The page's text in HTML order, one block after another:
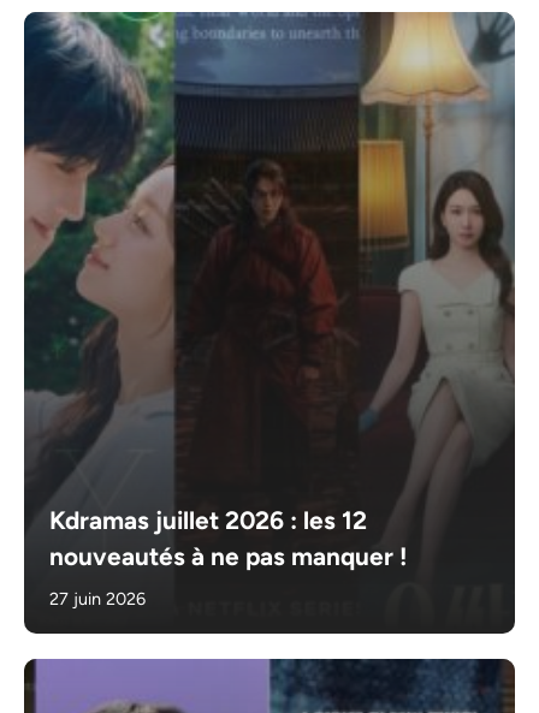
Kdramas juillet 2026 : les 12
nouveautés à ne pas manquer !
27 juin 2026